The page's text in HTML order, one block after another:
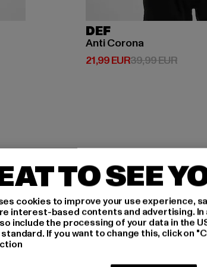
DEF
Anti Corona
21,99 EUR
Derzeitiger Preis: 21,99 EUR
39,99 EUR
AN,
TO SEE
cookies to improve your use experience,
interest-based contents and advertising.
include the processing of your data in the
If you want to change this, click on